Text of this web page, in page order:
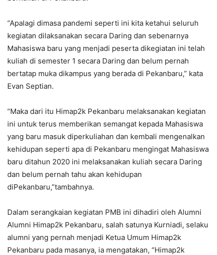
“Apalagi dimasa pandemi seperti ini kita ketahui seluruh
kegiatan dilaksanakan secara Daring dan sebenarnya
Mahasiswa baru yang menjadi peserta dikegiatan ini telah
kuliah di semester 1 secara Daring dan belum pernah
bertatap muka dikampus yang berada di Pekanbaru,” kata
Evan Septian.
“Maka dari itu Himap2k Pekanbaru melaksanakan kegiatan
ini untuk terus memberikan semangat kepada Mahasiswa
yang baru masuk diperkuliahan dan kembali mengenalkan
kehidupan seperti apa di Pekanbaru mengingat Mahasiswa
baru ditahun 2020 ini melaksanakan kuliah secara Daring
dan belum pernah tahu akan kehidupan
diPekanbaru,”tambahnya.
Dalam serangkaian kegiatan PMB ini dihadiri oleh Alumni
Alumni Himap2k Pekanbaru, salah satunya Kurniadi, selaku
alumni yang pernah menjadi Ketua Umum Himap2k
Pekanbaru pada masanya, ia mengatakan, “Himap2k